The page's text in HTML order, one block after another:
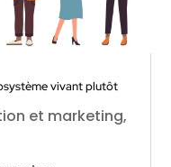
vivant plutôt
et marketing,